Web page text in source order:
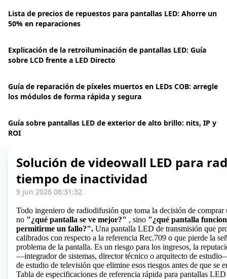
Lista de precios de repuestos para pantallas LED: Ahorre un
50% en reparaciones
Explicación de la retroiluminación de pantallas LED: Guía
sobre LCD frente a LED Directo
Guía de reparación de píxeles muertos en LEDs COB: arregle
los módulos de forma rápida y segura
Guía sobre pantallas LED de exterior de alto brillo: nits, IP y
ROI
Solución de videowall LED para
tiempo de inactividad
9 jun 2026 06:31:32
Todo ingeniero de radiodifusión que toma la decisión de
no "¿qué pantalla se ve mejor?" , sino "¿qué pantalla
permitirme un fallo?". Una pantalla LED de transmisión que
calibrados con respecto a la referencia Rec.709 o que pierde la
problema de la pantalla. Es un riesgo para los ingresos, la
—integrador de sistemas, director técnico o arquitecto de
de estudio de televisión que elimine esos riesgos antes de que se
Tabla de especificaciones de referencia rápida para pantallas